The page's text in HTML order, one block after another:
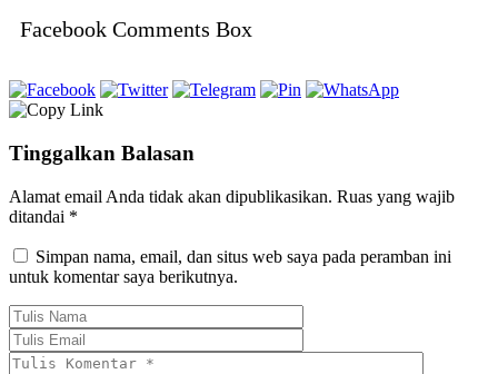
Facebook Comments Box
Tinggalkan Balasan
Alamat email Anda tidak akan dipublikasikan. Ruas yang wajib
ditandai *
Simpan nama, email, dan situs web saya pada peramban ini
untuk komentar saya berikutnya.